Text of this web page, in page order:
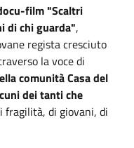
film "Scaltri
di chi guarda",
regista cresciuto
la voce di
comunità Casa del
dei tanti che
fragilità, di giovani, di